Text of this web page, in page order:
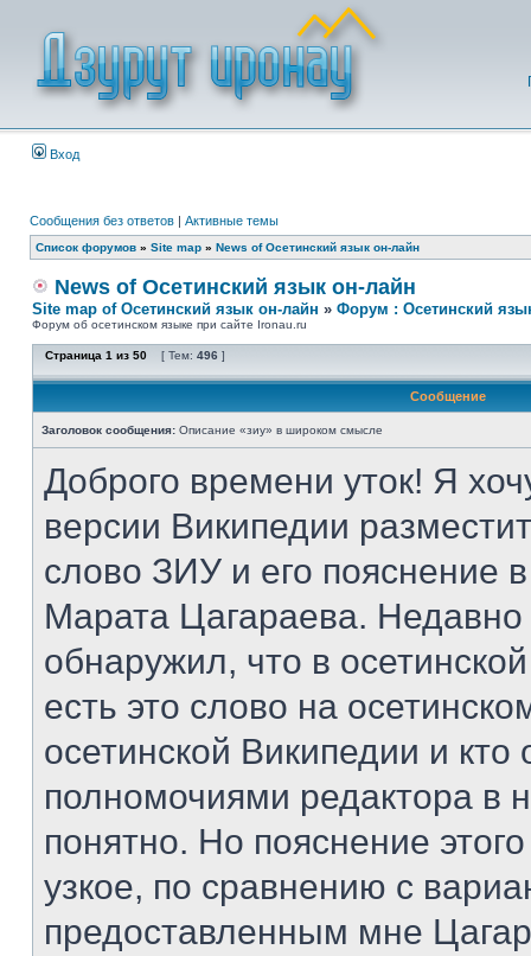
Вход
Сообщения без ответов | Активные темы
Список форумов » Site map » News of Осетинский язык он-лайн
News of Осетинский язык он-лайн
Site map of Осетинский язык он-лайн » Форум : Осетинский
Форум об осетинском языке при сайте Ironau.ru
Страница 1 из 50 [ Тем: 496 ]
Сообщение
Заголовок сообщения: Описание «зиу» в широком смысле
Доброго времени уток! Я
версии Википедии
слово ЗИУ и его пояснение
Марата Цагараева. Недавно
обнаружил, что в
есть это слово на
осетинской Википедии и кто
полномочиями редактора в
понятно. Но пояснение
узкое, по сравнению с
предоставленным мне